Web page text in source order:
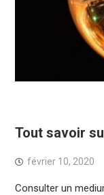
Tout savoir
février 10, 2020
Consulter un